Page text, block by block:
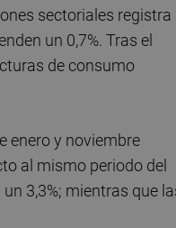
sectoriales registra
un 0,7%. Tras el
de consumo
enero y noviembre
al mismo periodo del
3,3%; mientras que